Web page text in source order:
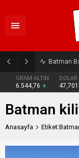
GRAM ALTIN
6.544,76
DOLAR
Batman
Anasayfa